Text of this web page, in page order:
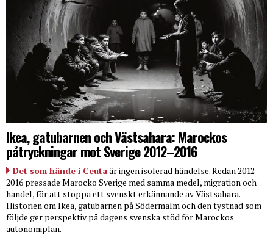
Ikea, gatubarnen och Västsahara: Marockos
påtryckningar mot Sverige 2012–2016
Det som hände i Ceutaär ingen isolerad händelse. Redan 2012–
2016 pressade Marocko Sverige med samma medel, migration och
handel, för att stoppa ett svenskt erkännande av Västsahara.
Historien om Ikea, gatubarnen på Södermalm och den tystnad som
följde ger perspektiv på dagens svenska stöd för Marockos
autonomiplan.